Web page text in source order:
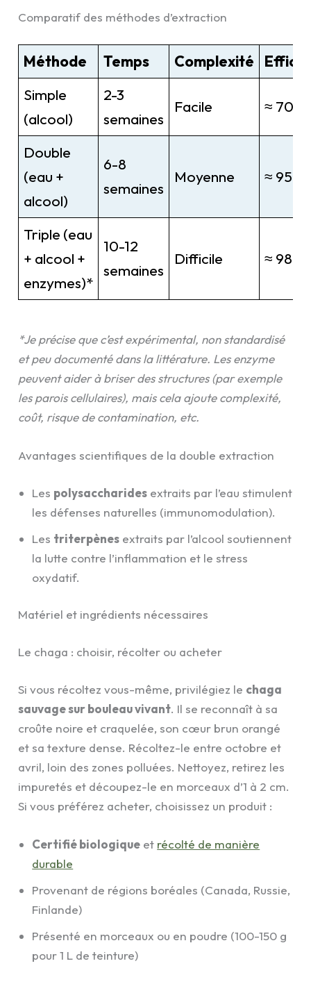
Comparatif des méthodes d’extraction
Méthode Temps Complexité
Simple
(alcool)
2-3
semaines
Facile ≈ 70 %
Double
(eau +
alcool)
6-8
semaines
Moyenne ≈ 95 %
Triple (eau
+ alcool +
enzymes)*
10-12
semaines
Difficile ≈ 98 %
*Je précise que c’est expérimental, non standardisé
et peu documenté dans la littérature. Les enzyme
peuvent aider à briser des structures (par exemple
les parois cellulaires), mais cela ajoute complexité,
coût, risque de contamination, etc.
Avantages scientifiques de la double extraction
Les polysaccharides extraits par l’eau stimulent
les défenses naturelles (immunomodulation).
Les triterpènes extraits par l’alcool soutiennent
la lutte contre l’inflammation et le stress
oxydatif.
Matériel et ingrédients nécessaires
Le chaga : choisir, récolter ou acheter
Si vous récoltez vous-même, privilégiez le chaga
sauvage sur bouleau vivant. Il se reconnaît à sa
croûte noire et craquelée, son cœur brun orangé
et sa texture dense. Récoltez-le entre octobre et
avril, loin des zones polluées. Nettoyez, retirez les
impuretés et découpez-le en morceaux d’1 à 2 cm.
Si vous préférez acheter, choisissez un produit :
Certifié biologique et récolté de manière
durable
Provenant de régions boréales (Canada, Russie,
Finlande)
Présenté en morceaux ou en poudre (100-150 g
pour 1 L de teinture)